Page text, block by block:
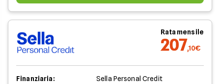
Rata mensile
207,10€
Finanziaria:
Sella Personal Credit